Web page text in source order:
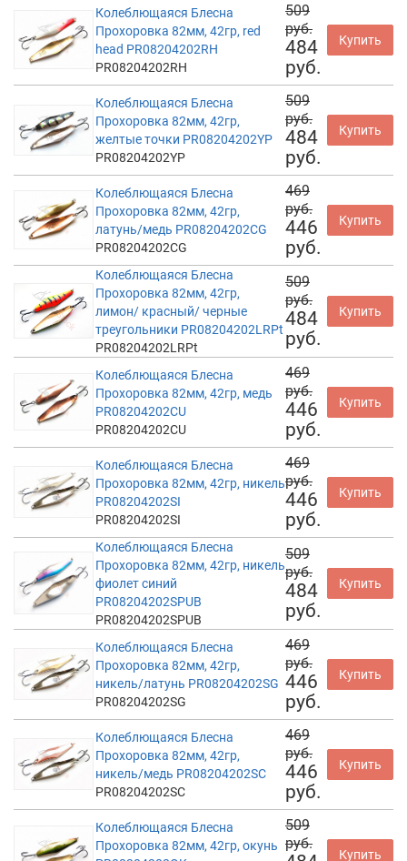
Колеблющаяся Блесна
Прохоровка 82мм, 42гр, red
head PR08204202RH
PR08204202RH
509
руб.
484
руб.
Купить
Колеблющаяся Блесна
Прохоровка 82мм, 42гр,
желтые точки PR08204202YP
PR08204202YP
509
руб.
484
руб.
Купить
Колеблющаяся Блесна
Прохоровка 82мм, 42гр,
латунь/медь PR08204202CG
PR08204202CG
469
руб.
446
руб.
Купить
Колеблющаяся Блесна
Прохоровка 82мм, 42гр,
лимон/ красный/ черные
треугольники PR08204202LRPt
PR08204202LRPt
509
руб.
484
руб.
Купить
Колеблющаяся Блесна
Прохоровка 82мм, 42гр, медь
PR08204202CU
PR08204202CU
469
руб.
446
руб.
Купить
Колеблющаяся Блесна
Прохоровка 82мм, 42гр, никель
PR08204202SI
PR08204202SI
469
руб.
446
руб.
Купить
Колеблющаяся Блесна
Прохоровка 82мм, 42гр, никель
фиолет синий
PR08204202SPUB
PR08204202SPUB
509
руб.
484
руб.
Купить
Колеблющаяся Блесна
Прохоровка 82мм, 42гр,
никель/латунь PR08204202SG
PR08204202SG
469
руб.
446
руб.
Купить
Колеблющаяся Блесна
Прохоровка 82мм, 42гр,
никель/медь PR08204202SC
PR08204202SC
469
руб.
446
руб.
Купить
Колеблющаяся Блесна
Прохоровка 82мм, 42гр, окунь
509
руб.
Купить